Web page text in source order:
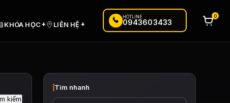
KHÓA HỌC+ LIÊN HỆ +
HOTLINE
0943603433
0
Tìm nhanh